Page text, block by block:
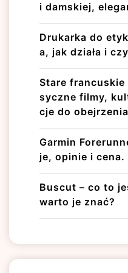
i damskiej,
Drukarka do
a, jak działa i
Stare francuskie
syczne filmy,
cje do obejrzenia
Garmin
je, opinie i
Buscut – co to
warto je znać?